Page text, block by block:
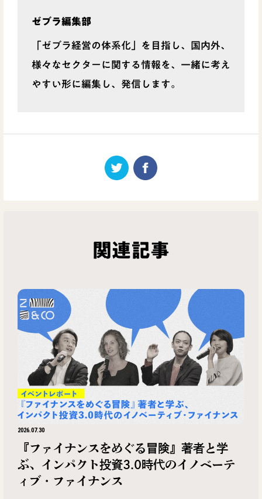
ゼブラ編集部
「ゼブラ経営の体系化」を目指し、国内外、
様々なセクターに関する情報を、一緒に考え
やすい形に編集し、発信します。
関連記事
2026.07.30
『ファイナンスをめぐる冒険』著者と学
ぶ、インパクト投資3.0時代のイノベーテ
ィブ・ファイナンス